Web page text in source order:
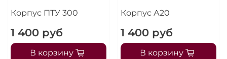
Корпус ПТУ 300
1 400 руб
В корзину
Корпус А20
1 400 руб
В корзину